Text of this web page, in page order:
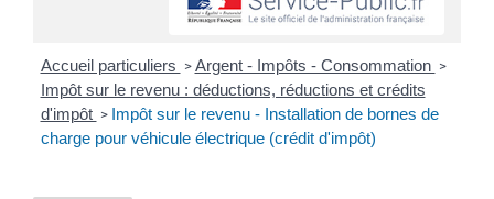
Accueil particuliers > Argent - Impôts - Consommation >
Impôt sur le revenu : déductions, réductions et crédits
d'impôt > Impôt sur le revenu - Installation de bornes de
charge pour véhicule électrique (crédit d'impôt)